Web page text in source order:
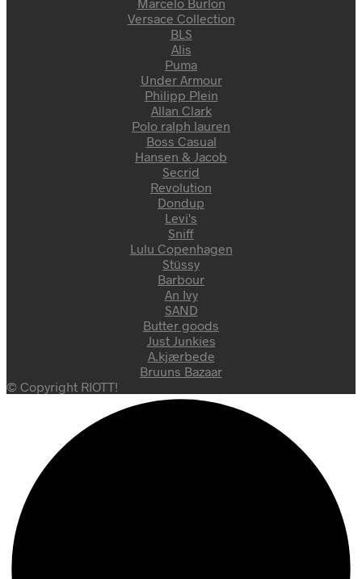
Versace Collection
BLS
Alis
Puma
Under Armour
Philipp Plein
Allan Clark
Polo ralph lauren
Boss Casual
Hansen & Jacob
Secrid
Revolution
Dondup
Levi's
Sniff
Lulu Copenhagen
Stüssy
Barbour
An Ivy
SAND
Butter goods
Just Junkies
A.kjærbede
Bruuns Bazaar
© Copyright RIOTT!